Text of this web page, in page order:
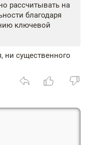
рассчитывать на
благодаря
ключевой
ни существенного